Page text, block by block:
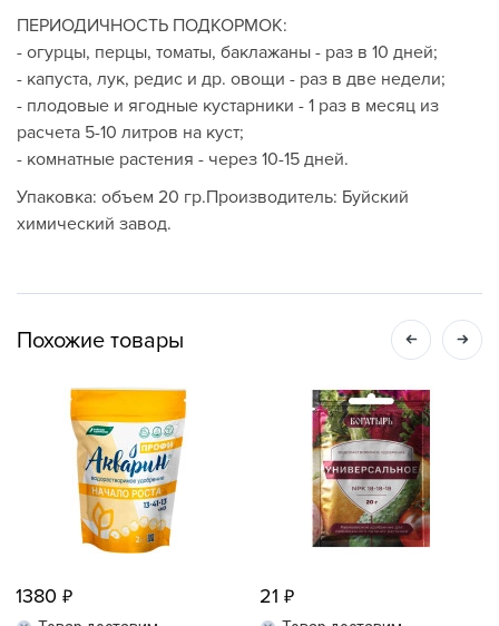
ПЕРИОДИЧНОСТЬ ПОДКОРМОК:
- огурцы, перцы, томаты, баклажаны - раз в 10 дней;
- капуста, лук, редис и др. овощи - раз в две недели;
- плодовые и ягодные кустарники - 1 раз в месяц из
расчета 5-10 литров на куст;
- комнатные растения - через 10-15 дней.
Упаковка: объем 20 гр.Производитель: Буйский
химический завод.
Похожие товары
1380 21